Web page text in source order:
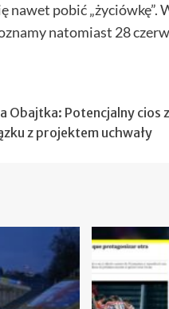
nawet pobić
natomiast 28
Obajtka: Potencjalny cios
z projektem uchwały